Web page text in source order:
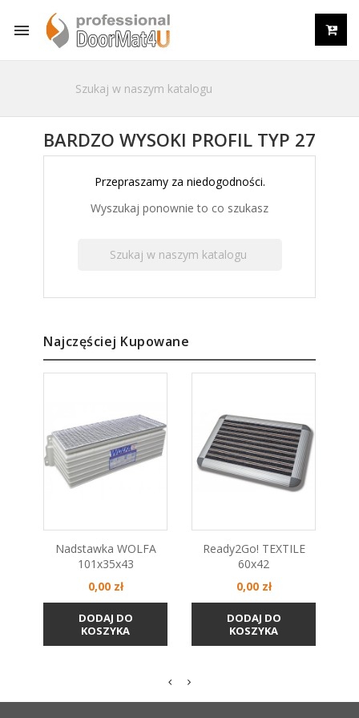

BARDZO WYSOKI PROFIL TYP 27
Przepraszamy za niedogodności.
Wyszukaj ponownie to co szukasz
Najczęściej Kupowane
Nadstawka WOLFA
101x35x43
Cena
0,00 zł
DODAJ DO
KOSZYKA
Ready2Go! TEXTILE
60x42
Cena
0,00 zł
DODAJ DO
KOSZYKA